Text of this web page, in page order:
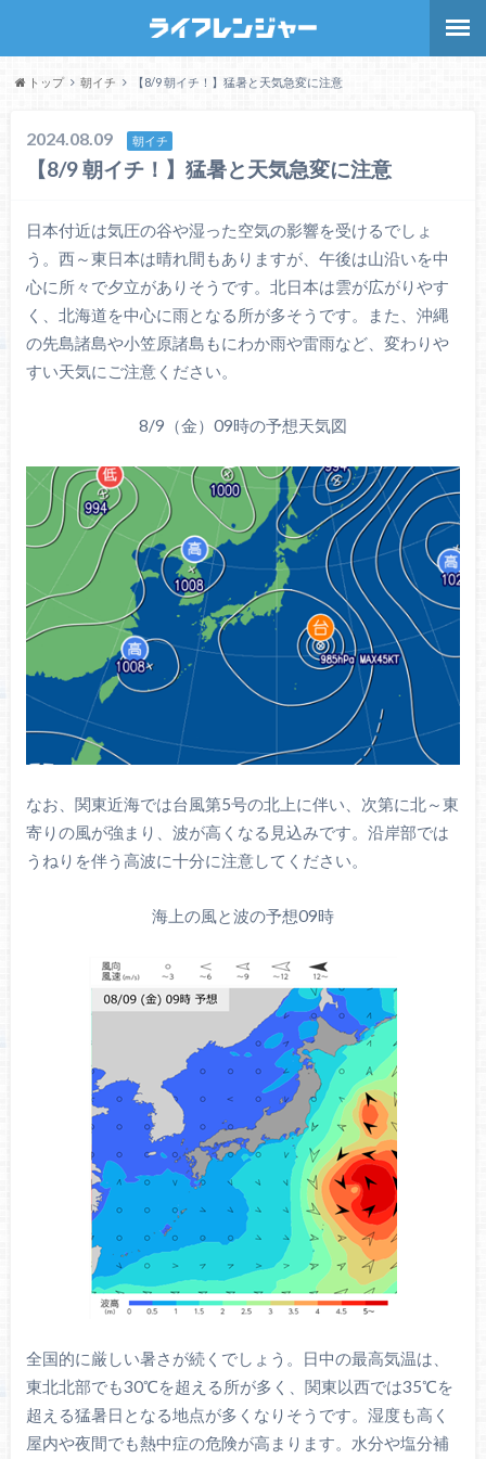
トップ 朝イチ 【8/9 朝イチ！】猛暑と天気急変に注意
2024.08.09 朝イチ
【8/9 朝イチ！】猛暑と天気急変に注意
日本付近は気圧の谷や湿った空気の影響を受けるでしょ
う。西～東日本は晴れ間もありますが、午後は山沿いを中
心に所々で夕立がありそうです。北日本は雲が広がりやす
く、北海道を中心に雨となる所が多そうです。また、沖縄
の先島諸島や小笠原諸島もにわか雨や雷雨など、変わりや
すい天気にご注意ください。
8/9（金）09時の予想天気図
なお、関東近海では台風第5号の北上に伴い、次第に北～東
寄りの風が強まり、波が高くなる見込みです。沿岸部では
うねりを伴う高波に十分に注意してください。
海上の風と波の予想09時
全国的に厳しい暑さが続くでしょう。日中の最高気温は、
東北北部でも30℃を超える所が多く、関東以西では35℃を
超える猛暑日となる地点が多くなりそうです。湿度も高く
屋内や夜間でも熱中症の危険が高まります。水分や塩分補